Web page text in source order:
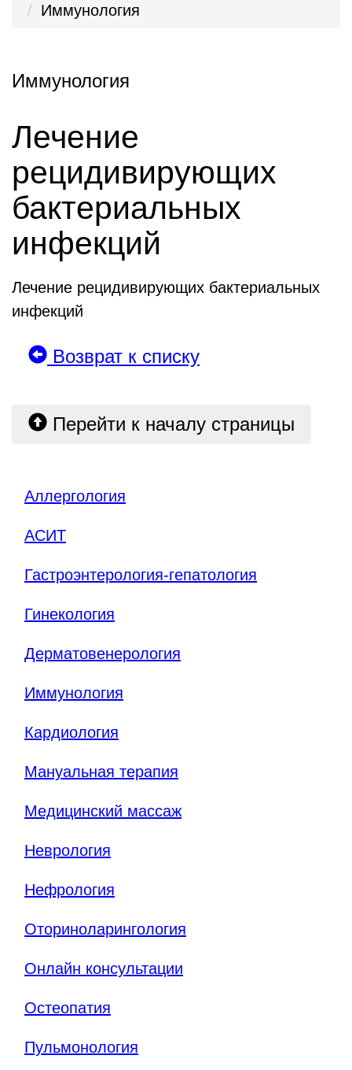
Иммунология
Иммунология
Лечение
рецидивирующих
бактериальных
инфекций
Лечение рецидивирующих бактериальных
инфекций
Возврат к списку
Перейти к началу страницы
Аллергология
АСИТ
Гастроэнтерология-гепатология
Гинекология
Дерматовенерология
Иммунология
Кардиология
Мануальная терапия
Медицинский массаж
Неврология
Нефрология
Оториноларингология
Онлайн консультации
Остеопатия
Пульмонология